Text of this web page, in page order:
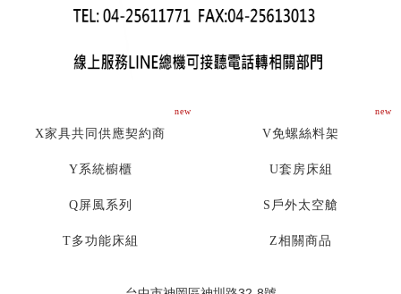
new
X家具共同供應契約商
new
V免螺絲料架
Y系統櫥櫃 U套房床組
Q屏風系列 S戶外太空艙
T多功能床組 Z相關商品